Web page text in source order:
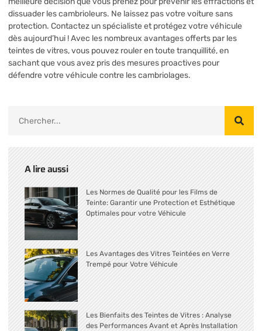
dissuader les cambrioleurs. Ne laissez pas votre voiture sans
protection. Contactez un spécialiste et protégez votre véhicule
dès aujourd’hui ! Avec les nombreux avantages offerts par les
teintes de vitres, vous pouvez rouler en toute tranquillité, en
sachant que vous avez pris des mesures proactives pour
défendre votre véhicule contre les cambriolages.
A lire aussi
Les Normes de Qualité pour les Films de
Teinte: Garantir une Protection et Esthétique
Optimales pour votre Véhicule
Les Avantages des Vitres Teintées en Verre
Trempé pour Votre Véhicule
Les Bienfaits des Teintes de Vitres : Analyse
des Performances Avant et Après Installation